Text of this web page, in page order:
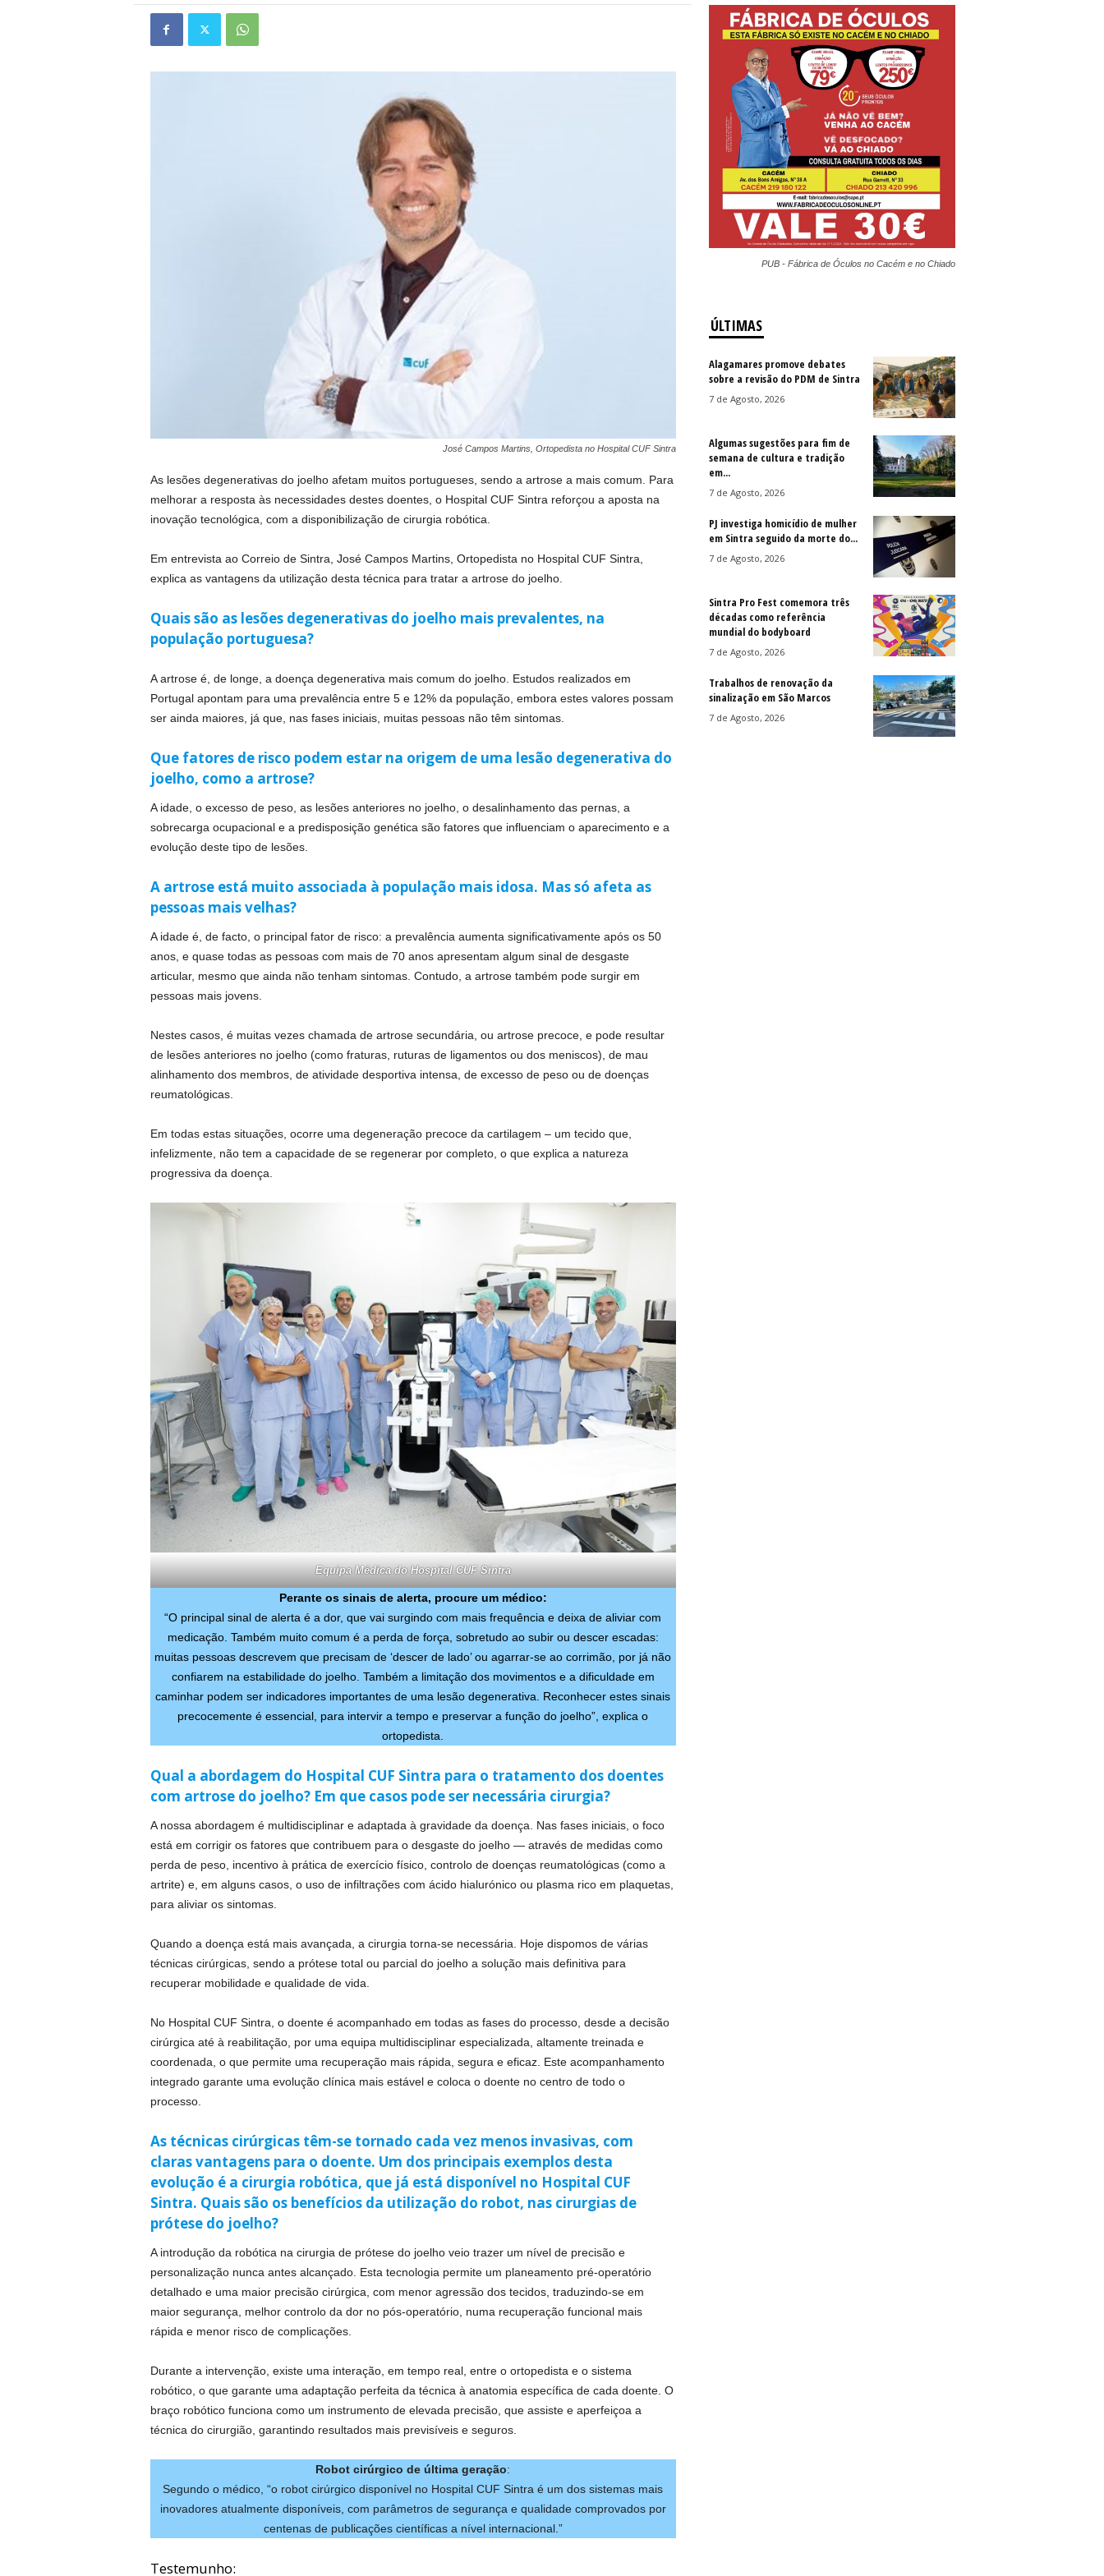
José Campos Martins, Ortopedista no Hospital CUF Sintra
As lesões degenerativas do joelho afetam muitos portugueses, sendo a artrose a mais comum. Para
melhorar a resposta às necessidades destes doentes, o Hospital CUF Sintra reforçou a aposta na
inovação tecnológica, com a disponibilização de cirurgia robótica.
Em entrevista ao Correio de Sintra, José Campos Martins, Ortopedista no Hospital CUF Sintra,
explica as vantagens da utilização desta técnica para tratar a artrose do joelho.
Quais são as lesões degenerativas do joelho mais prevalentes, na
população portuguesa?
A artrose é, de longe, a doença degenerativa mais comum do joelho. Estudos realizados em
Portugal apontam para uma prevalência entre 5 e 12% da população, embora estes valores possam
ser ainda maiores, já que, nas fases iniciais, muitas pessoas não têm sintomas.
Que fatores de risco podem estar na origem de uma lesão degenerativa do
joelho, como a artrose?
A idade, o excesso de peso, as lesões anteriores no joelho, o desalinhamento das pernas, a
sobrecarga ocupacional e a predisposição genética são fatores que influenciam o aparecimento e a
evolução deste tipo de lesões.
A artrose está muito associada à população mais idosa. Mas só afeta as
pessoas mais velhas?
A idade é, de facto, o principal fator de risco: a prevalência aumenta significativamente após os 50
anos, e quase todas as pessoas com mais de 70 anos apresentam algum sinal de desgaste
articular, mesmo que ainda não tenham sintomas. Contudo, a artrose também pode surgir em
pessoas mais jovens.
Nestes casos, é muitas vezes chamada de artrose secundária, ou artrose precoce, e pode resultar
de lesões anteriores no joelho (como fraturas, ruturas de ligamentos ou dos meniscos), de mau
alinhamento dos membros, de atividade desportiva intensa, de excesso de peso ou de doenças
reumatológicas.
Em todas estas situações, ocorre uma degeneração precoce da cartilagem – um tecido que,
infelizmente, não tem a capacidade de se regenerar por completo, o que explica a natureza
progressiva da doença.
Equipa Médica do Hospital CUF Sintra
Perante os sinais de alerta, procure um médico:
“O principal sinal de alerta é a dor, que vai surgindo com mais frequência e deixa de aliviar com
medicação. Também muito comum é a perda de força, sobretudo ao subir ou descer escadas:
muitas pessoas descrevem que precisam de ‘descer de lado’ ou agarrar-se ao corrimão, por já não
confiarem na estabilidade do joelho. Também a limitação dos movimentos e a dificuldade em
caminhar podem ser indicadores importantes de uma lesão degenerativa. Reconhecer estes sinais
precocemente é essencial, para intervir a tempo e preservar a função do joelho”, explica o
ortopedista.
Qual a abordagem do Hospital CUF Sintra para o tratamento dos doentes
com artrose do joelho? Em que casos pode ser necessária cirurgia?
A nossa abordagem é multidisciplinar e adaptada à gravidade da doença. Nas fases iniciais, o foco
está em corrigir os fatores que contribuem para o desgaste do joelho — através de medidas como
perda de peso, incentivo à prática de exercício físico, controlo de doenças reumatológicas (como a
artrite) e, em alguns casos, o uso de infiltrações com ácido hialurónico ou plasma rico em plaquetas,
para aliviar os sintomas.
Quando a doença está mais avançada, a cirurgia torna-se necessária. Hoje dispomos de várias
técnicas cirúrgicas, sendo a prótese total ou parcial do joelho a solução mais definitiva para
recuperar mobilidade e qualidade de vida.
No Hospital CUF Sintra, o doente é acompanhado em todas as fases do processo, desde a decisão
cirúrgica até à reabilitação, por uma equipa multidisciplinar especializada, altamente treinada e
coordenada, o que permite uma recuperação mais rápida, segura e eficaz. Este acompanhamento
integrado garante uma evolução clínica mais estável e coloca o doente no centro de todo o
processo.
As técnicas cirúrgicas têm-se tornado cada vez menos invasivas, com
claras vantagens para o doente. Um dos principais exemplos desta
evolução é a cirurgia robótica, que já está disponível no Hospital CUF
Sintra. Quais são os benefícios da utilização do robot, nas cirurgias de
prótese do joelho?
A introdução da robótica na cirurgia de prótese do joelho veio trazer um nível de precisão e
personalização nunca antes alcançado. Esta tecnologia permite um planeamento pré-operatório
detalhado e uma maior precisão cirúrgica, com menor agressão dos tecidos, traduzindo-se em
maior segurança, melhor controlo da dor no pós-operatório, numa recuperação funcional mais
rápida e menor risco de complicações.
Durante a intervenção, existe uma interação, em tempo real, entre o ortopedista e o sistema
robótico, o que garante uma adaptação perfeita da técnica à anatomia específica de cada doente. O
braço robótico funciona como um instrumento de elevada precisão, que assiste e aperfeiçoa a
técnica do cirurgião, garantindo resultados mais previsíveis e seguros.
Robot cirúrgico de última geração:
Segundo o médico, “o robot cirúrgico disponível no Hospital CUF Sintra é um dos sistemas mais
inovadores atualmente disponíveis, com parâmetros de segurança e qualidade comprovados por
centenas de publicações científicas a nível internacional.”
Testemunho:
PUB - Fábrica de Óculos no Cacém e no Chiado
ÚLTIMAS
Alagamares promove debates
sobre a revisão do PDM de Sintra
7 de Agosto, 2026
Algumas sugestões para fim de
semana de cultura e tradição
em...
7 de Agosto, 2026
PJ investiga homicídio de mulher
em Sintra seguido da morte do...
7 de Agosto, 2026
Sintra Pro Fest comemora três
décadas como referência
mundial do bodyboard
7 de Agosto, 2026
Trabalhos de renovação da
sinalização em São Marcos
7 de Agosto, 2026